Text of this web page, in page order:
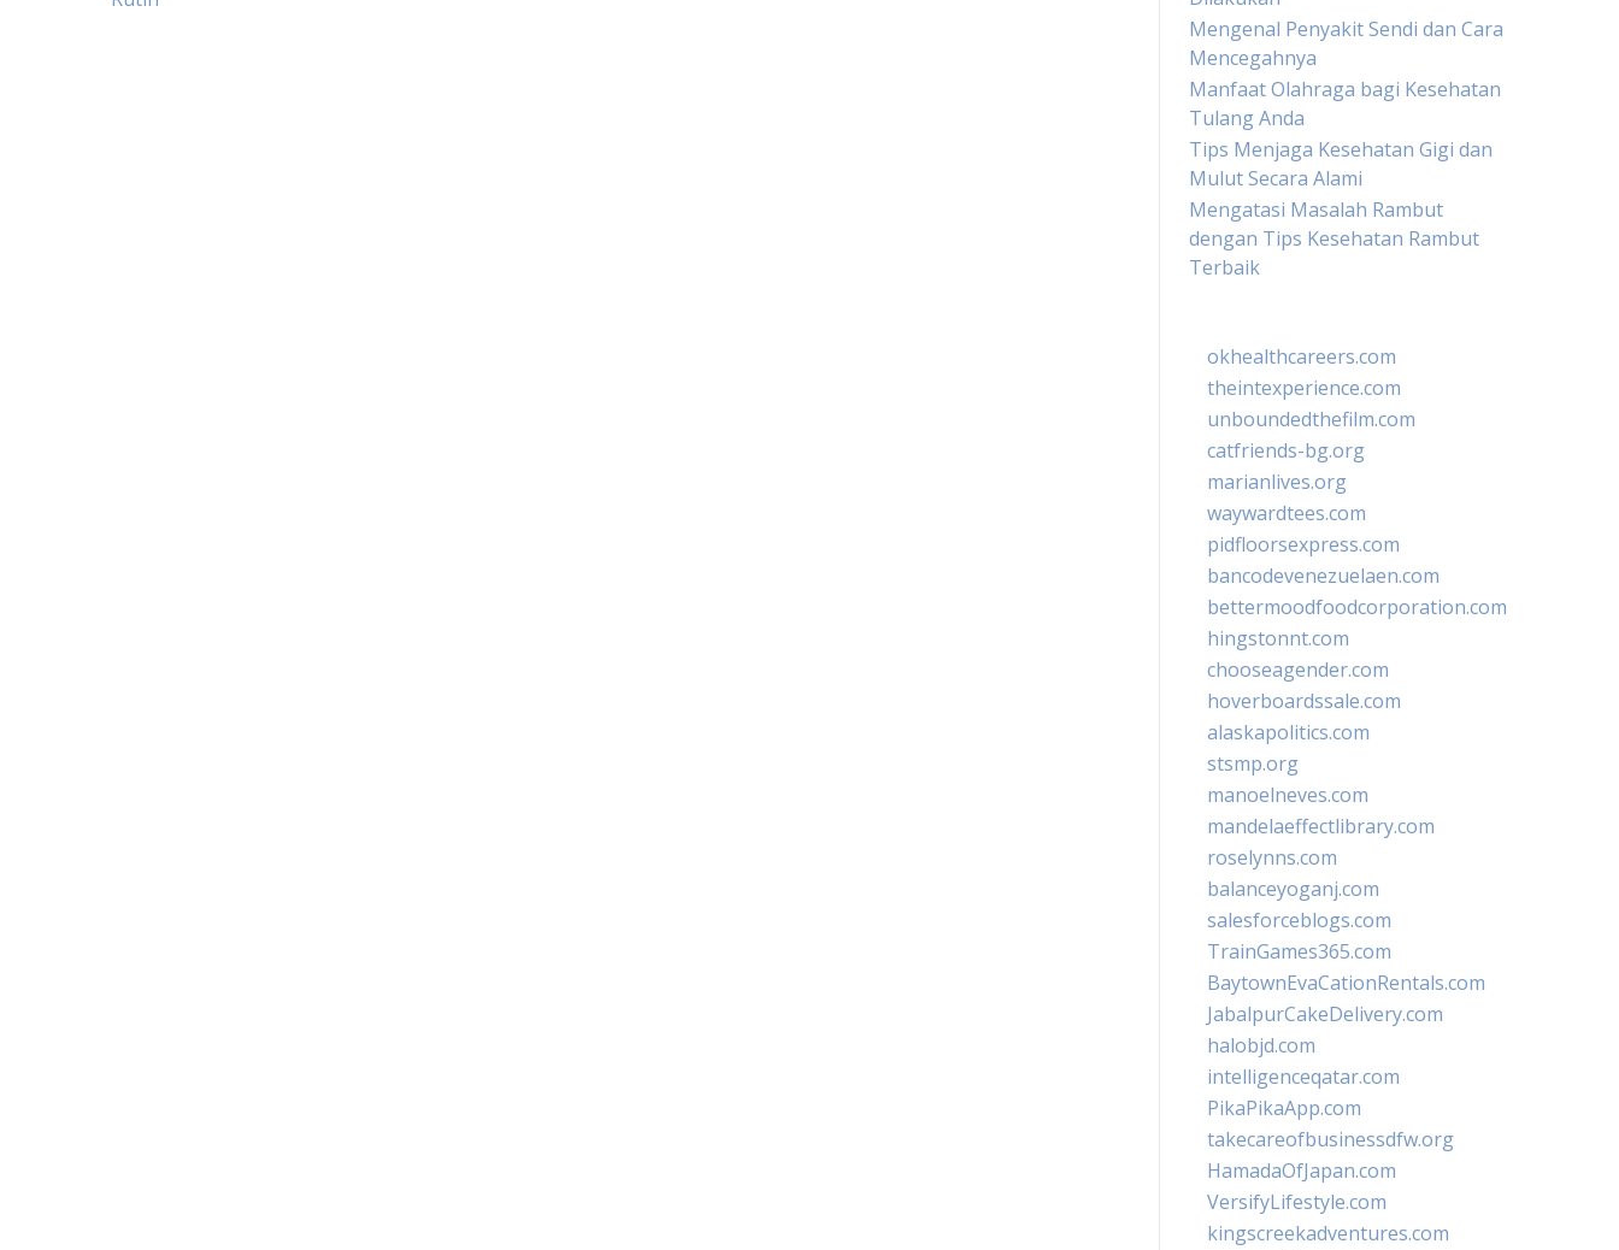
Mengenal Penyakit Sendi dan Cara
Mencegahnya
Manfaat Olahraga bagi Kesehatan
Tulang Anda
Tips Menjaga Kesehatan Gigi dan
Mulut Secara Alami
Mengatasi Masalah Rambut
dengan Tips Kesehatan Rambut
Terbaik
okhealthcareers.com
theintexperience.com
unboundedthefilm.com
catfriends-bg.org
marianlives.org
waywardtees.com
pidfloorsexpress.com
bancodevenezuelaen.com
bettermoodfoodcorporation.com
hingstonnt.com
chooseagender.com
hoverboardssale.com
alaskapolitics.com
stsmp.org
manoelneves.com
mandelaeffectlibrary.com
roselynns.com
balanceyoganj.com
salesforceblogs.com
TrainGames365.com
BaytownEvaCationRentals.com
JabalpurCakeDelivery.com
halobjd.com
intelligenceqatar.com
PikaPikaApp.com
takecareofbusinessdfw.org
HamadaOfJapan.com
VersifyLifestyle.com
kingscreekadventures.com